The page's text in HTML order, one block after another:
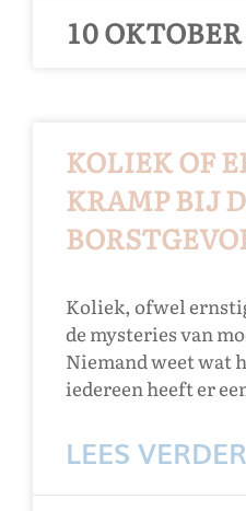
10
KOLIEK OF
KRAMP BIJ
Koliek, ofwel
de mysteries van
Niemand weet wat
iedereen heeft er
LEES